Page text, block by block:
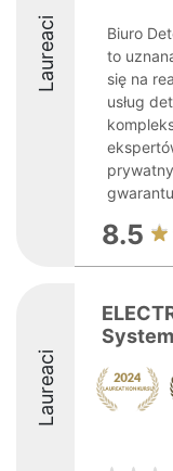
Laureaci
Biuro
to
się na
usług
8.5
Laureaci